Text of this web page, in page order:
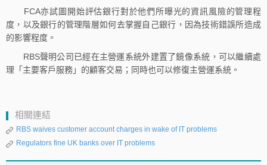
FCA亦試圖開始評估銀行對於他們所曝光的資訊風險的管理程
度，以及銀行的管理階層如何去掌握自己銀行，因為技術錯誤所造成
的影響程度。
RBS聲明公司已經在主營運系統外建置了鏡像系統，可以繼續處
理「主要客戶服務」的顧客交易；同時也可以修復主營運系統。
相關連結
RBS waives customer account charges in wake of IT problems
Regulators fine UK banks over IT problems